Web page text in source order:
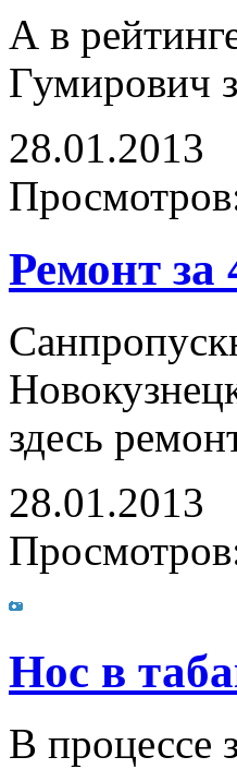
А в
Гумирович
28.01.2013
Ремонт за
здесь
28.01.2013
Нос в
В процессе